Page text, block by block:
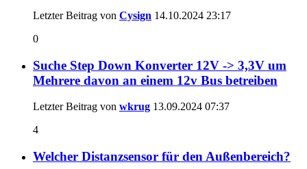
Letzter Beitrag von Cysign 14.10.2024 23:17
0
Suche Step Down Konverter 12V -> 3,3V um
Mehrere davon an einem 12v Bus betreiben
Letzter Beitrag von wkrug 13.09.2024 07:37
4
Welcher Distanzsensor für den Außenbereich?